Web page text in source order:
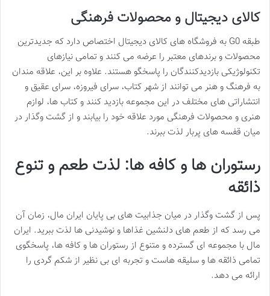
کالای دیجیتال و محصولات فرهنگی
طبقه G0 به فروشگاه های کالای دیجیتال اختصاص دارد که جدیدترین
محصولات و برندهای معتبر را عرضه می کنند و تمامی نیازهای
تکنولوژیکی بازدیدکنندگان را پاسخگو هستند. علاوه بر این، علاقه مندان
به فرهنگ و هنر می توانند از شهر کتاب، سرای فیروزه، سرای عقیق و
انتشاراتی های مختلف در این مجموعه بازدید کنند و کتاب ها، لوازم
هنری و محصولات فرهنگی مورد علاقه خود را بیابند و از گشت وگذار در
میان قفسه های پربار لذت ببرند.
رستوران ها و کافه ها: لذت طعم و تنوع
ذائقه
پس از گشت وگذار در میان جذابیت های بی پایان ایران مال، زمان آن
می رسد که از طعم های دلنشین غذاها و نوشیدنی ها لذت ببرید. ایران
مال با مجموعه ای گسترده و متنوع از رستوران ها و کافه ها، پاسخگوی
تمامی ذائقه ها و سلیقه هاست و تجربه ای بی نظیر از شکم گردی را
ارائه می دهد.